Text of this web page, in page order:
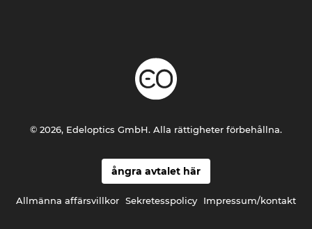
ångra avtalet här
Allmänna affärsvillkor Sekretesspolicy Impressum/kontakt
© 2026, Edeloptics GmbH. Alla rättigheter förbehållna.